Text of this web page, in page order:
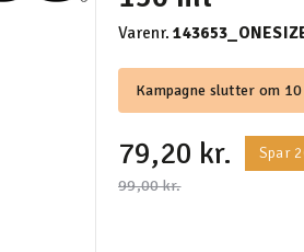
Varenr.
Kampagne slutter om
79,20 kr.
Spar
Pris nedsat fra
99,00 kr.til